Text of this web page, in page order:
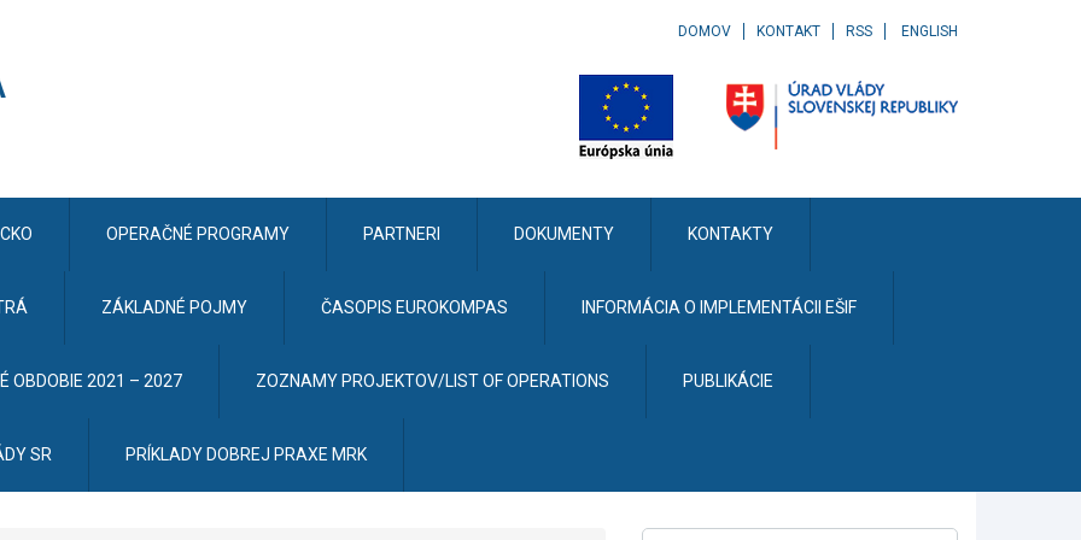
DOMOV KONTAKT RSS ENGLISH
CKO OPERAČNÉ PROGRAMY PARTNERI DOKUMENTY KONTAKTY
ZÁKLADNÉ POJMY ČASOPIS EUROKOMPAS INFORMÁCIA O IMPLEMENTÁCII EŠIF
OBDOBIE 2021 – 2027 ZOZNAMY PROJEKTOV/LIST OF OPERATIONS PUBLIKÁCIE
SR PRÍKLADY DOBREJ PRAXE MRK